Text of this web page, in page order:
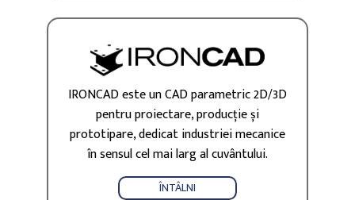
IRONCAD este un CAD parametric 2D/3D
pentru proiectare, producție și
prototipare, dedicat industriei mecanice
în sensul cel mai larg al cuvântului.
ÎNTÂLNI